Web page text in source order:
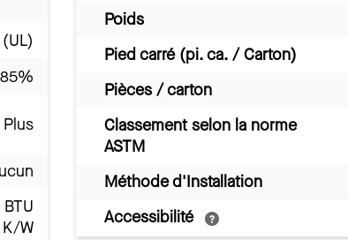
85%
Plus
W
Poids
Pied carré (pi. ca. / Carton)
Pièces / carton
Classement selon la norme
ASTM
Méthode d'Installation
Accessibilité